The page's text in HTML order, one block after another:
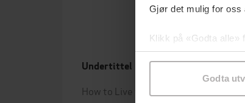
Gjør det mulig for oss
Klikk på «Godta alle»
samtykke til
Godta
Undertittel
How to Live to Your Full Potential